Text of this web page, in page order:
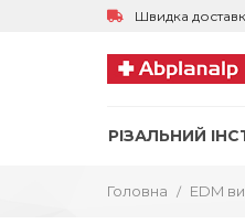
Швидка
РІЗАЛЬНИЙ
Головна ЕDM